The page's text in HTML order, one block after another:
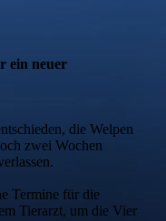
ein neuer
die Welpen
zwei Wochen
Termine für die
Tierarzt, um die Vier